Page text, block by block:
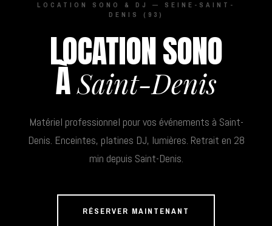
LOCATION SONO & DJ — SEINE-SAINT-
DENIS (93)
LOCATION SONO
ÀSaint-Denis
Matériel professionnel pour vos événements à Saint-
Denis. Enceintes, platines DJ, lumières. Retrait en 28
min depuis Saint-Denis.
RÉSERVER MAINTENANT